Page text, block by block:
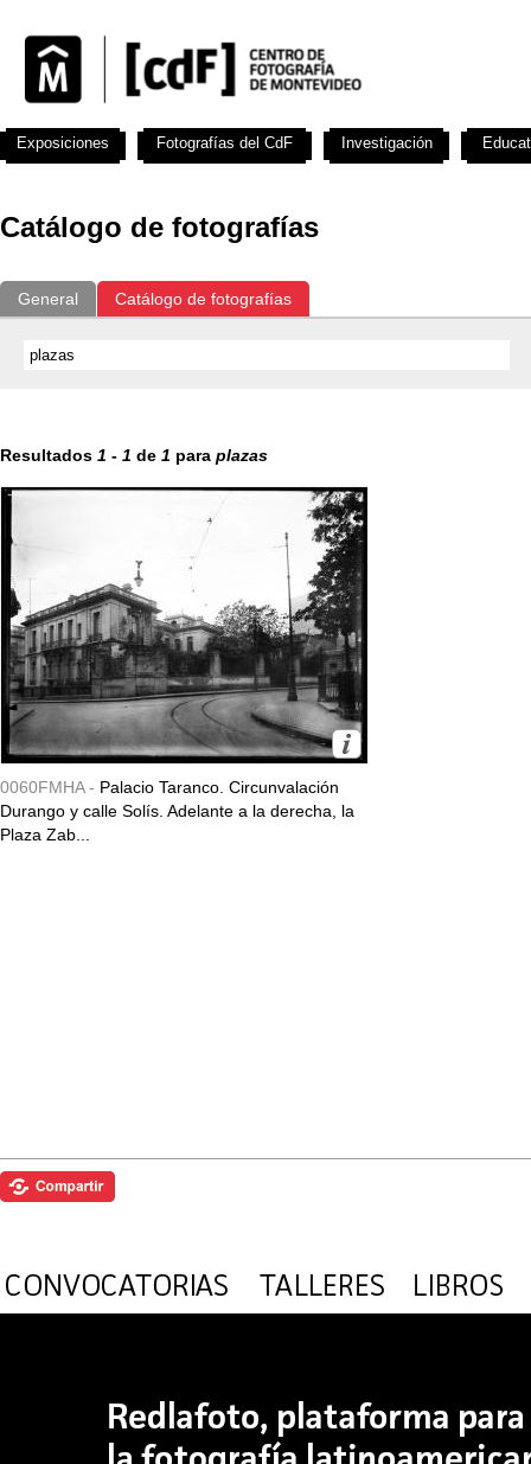
Catálogo de fotografías
General Catálogo de fotografías
Resultados 1 - 1 de 1 para plazas
0060FMHA - Palacio Taranco. Circunvalación
Durango y calle Solís. Adelante a la derecha, la
Plaza Zab...
Exposiciones Fotografías del CdF Investigación